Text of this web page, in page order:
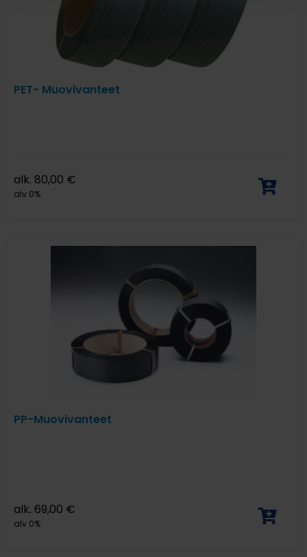
PET- Muovivanteet
alk. 80,00 €
alv 0%
PP-Muovivanteet
alk. 69,00 €
alv 0%